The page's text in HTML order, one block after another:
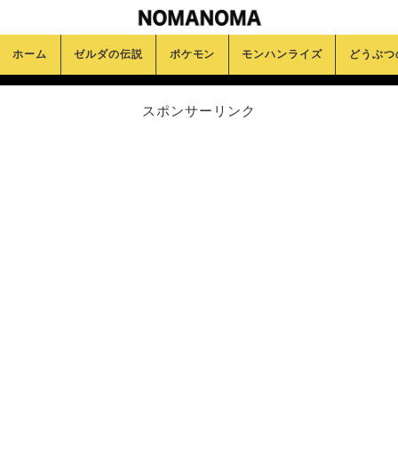
ホーム ゼルダの伝説 ポケモン モンハンライズ どうぶつ
スポンサーリンク